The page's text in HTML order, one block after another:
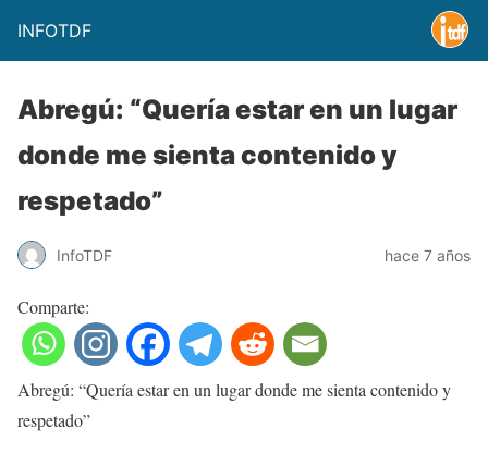
INFOTDF
Abregú: “Quería estar en un lugar
donde me sienta contenido y
respetado”
InfoTDF hace 7 años
Comparte:
Abregú: “Quería estar en un lugar donde me sienta contenido y
respetado”